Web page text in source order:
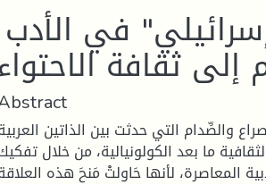
في
إلى ثقافة
والصِّدام التي حدثت بين الذاتين
ما بعد الكولونيالية، من خلال
المعاصرة، لأنها حَاولتْ مَنحَ هذه